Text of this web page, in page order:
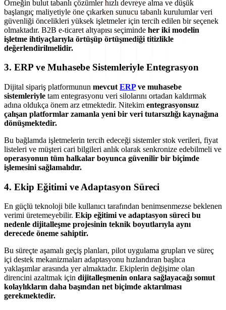
Örneğin bulut tabanlı çözümler hızlı devreye alma ve düşük
başlangıç maliyetiyle öne çıkarken sunucu tabanlı kurulumlar veri
güvenliği öncelikleri yüksek işletmeler için tercih edilen bir seçenek
olmaktadır. B2B e-ticaret altyapısı seçiminde her iki modelin
işletme ihtiyaçlarıyla örtüşüp örtüşmediği titizlikle
değerlendirilmelidir.
3. ERP ve Muhasebe Sistemleriyle Entegrasyon
Dijital sipariş platformunun mevcut ERPve muhasebe
sistemleriyle tam entegrasyonu veri silolarını ortadan kaldırmak
adına oldukça önem arz etmektedir. Nitekim entegrasyonsuz
çalışan platformlar zamanla yeni bir veri tutarsızlığı kaynağına
dönüşmektedir.
Bu bağlamda işletmelerin tercih edeceği sistemler stok verileri, fiyat
listeleri ve müşteri cari bilgileri anlık olarak senkronize edebilmeli ve
operasyonun tüm halkalar boyunca güvenilir bir biçimde
işlemesini sağlamalıdır.
4. Ekip Eğitimi ve Adaptasyon Süreci
En güçlü teknoloji bile kullanıcı tarafından benimsenmezse beklenen
verimi üretemeyebilir. Ekip eğitimi ve adaptasyon süreci bu
nedenle dijitalleşme projesinin teknik boyutlarıyla aynı
derecede öneme sahiptir.
Bu süreçte aşamalı geçiş planları, pilot uygulama grupları ve süreç
içi destek mekanizmaları adaptasyonu hızlandıran başlıca
yaklaşımlar arasında yer almaktadır. Ekiplerin değişime olan
direncini azaltmak için dijitalleşmenin onlara sağlayacağı somut
kolaylıkların daha başından net biçimde aktarılması
gerekmektedir.